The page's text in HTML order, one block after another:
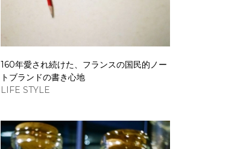
160年愛され続けた、フランスの国民的ノー
トブランドの書き心地
LIFE STYLE